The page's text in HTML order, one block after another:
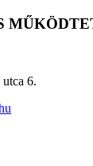
6.